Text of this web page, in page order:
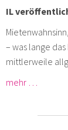
IL
– was lange
mittlerweile
mehr …